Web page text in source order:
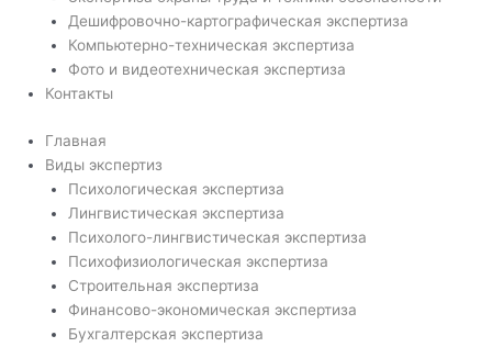
Дешифровочно-картографическая экспертиза
Компьютерно-техническая экспертиза
Фото и видеотехническая экспертиза
Контакты
Главная
Виды экспертиз
Психологическая экспертиза
Лингвистическая экспертиза
Психолого-лингвистическая экспертиза
Психофизиологическая экспертиза
Строительная экспертиза
Финансово-экономическая экспертиза
Бухгалтерская экспертиза